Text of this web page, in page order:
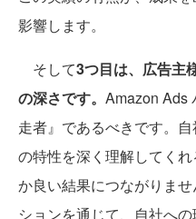
影響します。
そして3つ目は、広告主
の深さです。 Amazon Ads
走者』であるべきです。
の特性を深く理解してく
か良い結果につながりま
ションを通じて、自社へ